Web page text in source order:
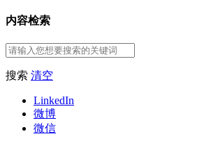
内容检索
搜索 清空
LinkedIn
微博
微信